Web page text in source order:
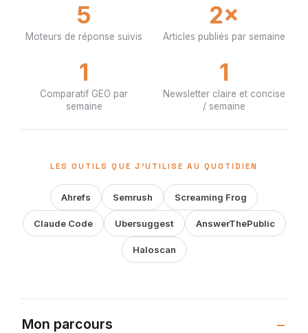
5
Moteurs de réponse suivis
2×
Articles publiés par semaine
1
Comparatif GEO par
semaine
1
Newsletter claire et concise
/ semaine
LES OUTILS QUE J'UTILISE AU QUOTIDIEN
Ahrefs Semrush Screaming Frog
Claude Code Ubersuggest AnswerThePublic
Haloscan
Mon parcours